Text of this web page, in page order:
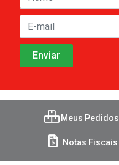
Meus Pedidos
Notas Fiscais